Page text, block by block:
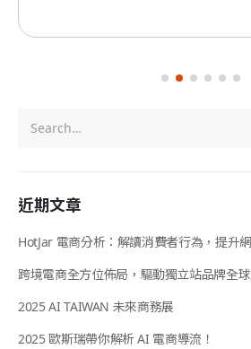
近期文章
HotJar 電商分析：解讀消費者行為，提升
跨境電商全方位佈局，驅動獨立站品牌全
2025 AI TAIWAN 未來商務展
2025 歐斯瑞帶你解析 AI 電商導流！